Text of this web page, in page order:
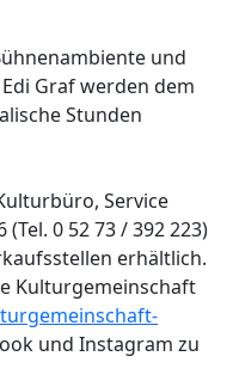
und
Graf werden dem
Stunden
Service
0 52 73 / 392 223)
erhältlich.
Kulturgemeinschaft
und Instagram zu